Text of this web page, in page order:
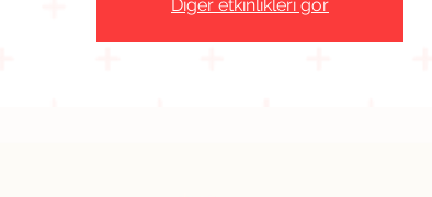
Diğer etkinlikleri gör